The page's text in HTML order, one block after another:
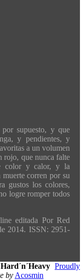
supuesto, y que
y pendientes, y
a un volumen
rojo, que nunca falte
color y calor, y la
corren por su
gustos los colores,
logre romper todos
editada Por Red
2014. ISSN: 2951-
Proudly
by Acosmin